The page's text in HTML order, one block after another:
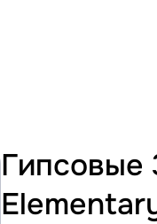
Гипсовые